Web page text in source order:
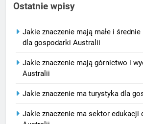
Ostatnie wpisy
Jakie znaczenie mają małe i
dla gospodarki Australii
Jakie znaczenie mają górnictwo i
Australii
Jakie znaczenie ma turystyka dla
Jakie znaczenie ma sektor edukacji